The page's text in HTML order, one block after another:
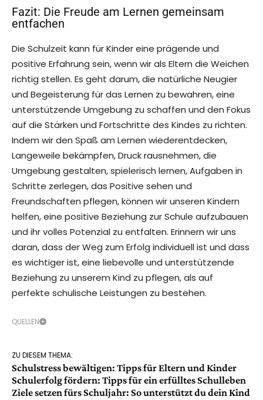
Fazit: Die Freude am Lernen gemeinsam
entfachen
Die Schulzeit kann für Kinder eine prägende und
positive Erfahrung sein, wenn wir als Eltern die Weichen
richtig stellen. Es geht darum, die natürliche Neugier
und Begeisterung für das Lernen zu bewahren, eine
unterstützende Umgebung zu schaffen und den Fokus
auf die Stärken und Fortschritte des Kindes zu richten.
Indem wir den Spaß am Lernen wiederentdecken,
Langeweile bekämpfen, Druck rausnehmen, die
Umgebung gestalten, spielerisch lernen, Aufgaben in
Schritte zerlegen, das Positive sehen und
Freundschaften pflegen, können wir unseren Kindern
helfen, eine positive Beziehung zur Schule aufzubauen
und ihr volles Potenzial zu entfalten. Erinnern wir uns
daran, dass der Weg zum Erfolg individuell ist und dass
es wichtiger ist, eine liebevolle und unterstützende
Beziehung zu unserem Kind zu pflegen, als auf
perfekte schulische Leistungen zu bestehen.
QUELLEN
ZU DIESEM THEMA:
Schulstress bewältigen: Tipps für Eltern und Kinder
Schulerfolg fördern: Tipps für ein erfülltes Schulleben
Ziele setzen fürs Schuljahr: So unterstützt du dein Kind